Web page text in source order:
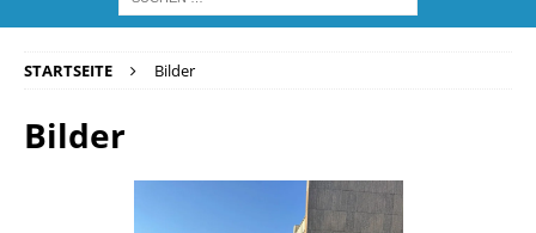
STARTSEITE Bilder
Bilder